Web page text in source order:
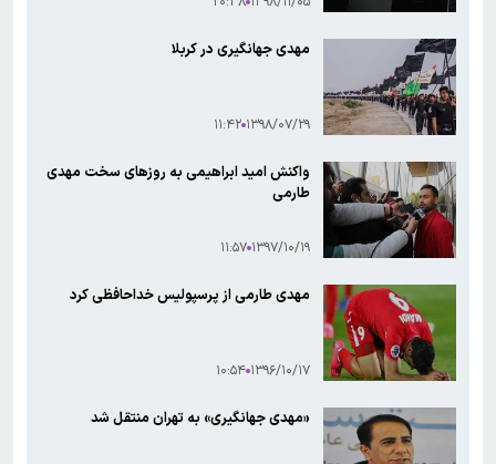
مهدی جهانگیری در کربلا
۱۳۹۸/۰۷/۲۹ ۱۱:۴۲
واکنش امید ابراهیمی به روزهای سخت مهدی
طارمی
۱۳۹۷/۱۰/۱۹ ۱۱:۵۷
مهدی طارمی از پرسپولیس خداحافظی کرد
۱۳۹۶/۱۰/۱۷ ۱۰:۵۴
«مهدی جهانگیری» به تهران منتقل شد